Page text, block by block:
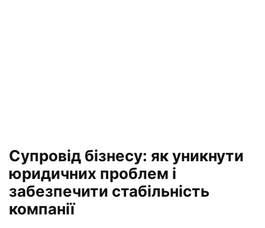
Супровід бізнесу: як уникнути
юридичних проблем і
забезпечити стабільність
компанії